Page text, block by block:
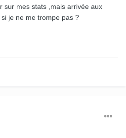
sur mes stats ,mais arrivée aux
je ne me trompe pas ?